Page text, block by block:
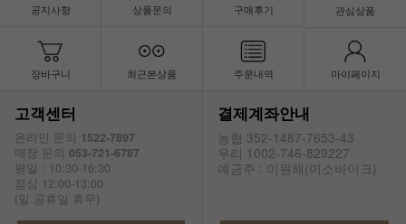
공지사항 상품문의 구매후기 관심상품
장바구니 최근본상품 주문내역 마이페이지
고객센터
온라인 문의 1522-7897
매장 문의 053-721-6787
평일 : 10:30-16:30
점심 12:00-13:00
(일.공휴일 휴무)
결제계좌안내
농협 352-1487-7653-43
우리 1002-746-829227
예금주 : 이원해(미소바이크)